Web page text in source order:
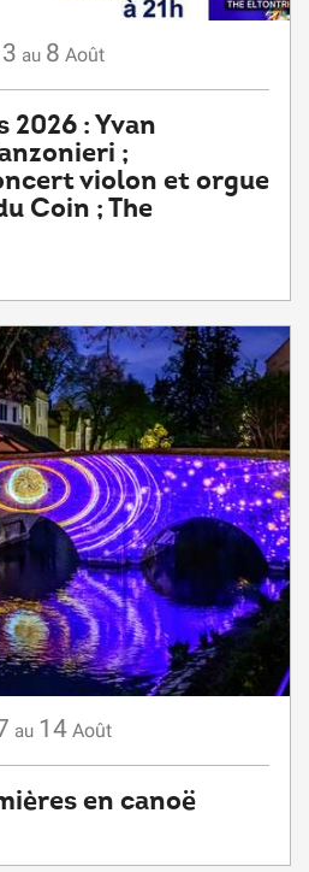
3 au 8 Août
: Yvan
;
violon et orgue
Coin ; The
au 14 Août
en canoë